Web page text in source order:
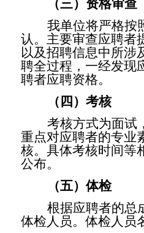
（三）资格审查
我单位将严格按
认。主要审查应聘者
以及招聘信息中所涉
聘全过程，一经发现
聘者应聘资格。
（四）考核
考核方式为面试
重点对应聘者的专业
核。具体考核时间等
公布。
（五）体检
根据应聘者的总
体检人员。体检人员